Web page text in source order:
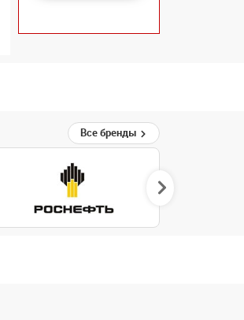
Все бренды